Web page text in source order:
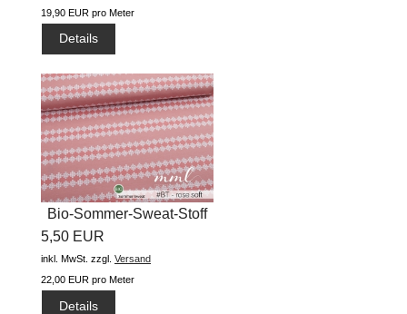
19,90 EUR pro Meter
Details
Bio-Sommer-Sweat-Stoff
"ZickZack...
5,50 EUR
inkl. MwSt. zzgl. Versand
22,00 EUR pro Meter
Details